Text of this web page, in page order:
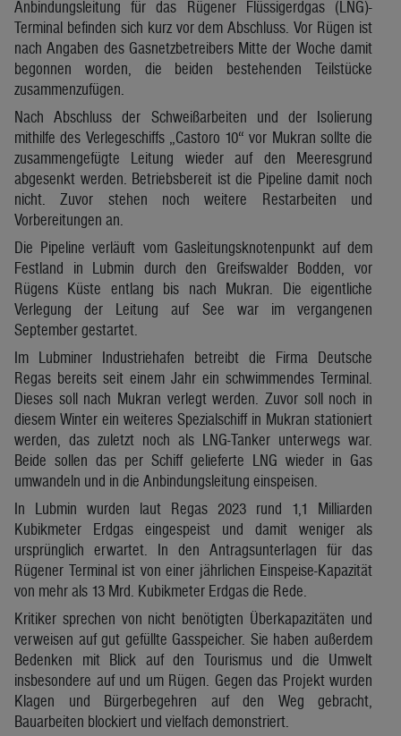
Anbindungsleitung für das Rügener Flüssigerdgas (LNG)-
Terminal befinden sich kurz vor dem Abschluss. Vor Rügen ist
nach Angaben des Gasnetzbetreibers Mitte der Woche damit
begonnen worden, die beiden bestehenden Teilstücke
zusammenzufügen.
Nach Abschluss der Schweißarbeiten und der Isolierung
mithilfe des Verlegeschiffs „Castoro 10“ vor Mukran sollte die
zusammengefügte Leitung wieder auf den Meeresgrund
abgesenkt werden. Betriebsbereit ist die Pipeline damit noch
nicht. Zuvor stehen noch weitere Restarbeiten und
Vorbereitungen an.
Die Pipeline verläuft vom Gasleitungsknotenpunkt auf dem
Festland in Lubmin durch den Greifswalder Bodden, vor
Rügens Küste entlang bis nach Mukran. Die eigentliche
Verlegung der Leitung auf See war im vergangenen
September gestartet.
Im Lubminer Industriehafen betreibt die Firma Deutsche
Regas bereits seit einem Jahr ein schwimmendes Terminal.
Dieses soll nach Mukran verlegt werden. Zuvor soll noch in
diesem Winter ein weiteres Spezialschiff in Mukran stationiert
werden, das zuletzt noch als LNG-Tanker unterwegs war.
Beide sollen das per Schiff gelieferte LNG wieder in Gas
umwandeln und in die Anbindungsleitung einspeisen.
In Lubmin wurden laut Regas 2023 rund 1,1 Milliarden
Kubikmeter Erdgas eingespeist und damit weniger als
ursprünglich erwartet. In den Antragsunterlagen für das
Rügener Terminal ist von einer jährlichen Einspeise-Kapazität
von mehr als 13 Mrd. Kubikmeter Erdgas die Rede.
Kritiker sprechen von nicht benötigten Überkapazitäten und
verweisen auf gut gefüllte Gasspeicher. Sie haben außerdem
Bedenken mit Blick auf den Tourismus und die Umwelt
insbesondere auf und um Rügen. Gegen das Projekt wurden
Klagen und Bürgerbegehren auf den Weg gebracht,
Bauarbeiten blockiert und vielfach demonstriert.